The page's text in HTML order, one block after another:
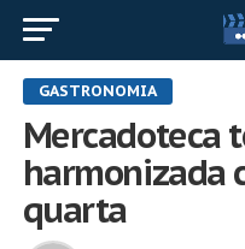
GASTRONOMIA
Mercadoteca
harmonizada
quarta